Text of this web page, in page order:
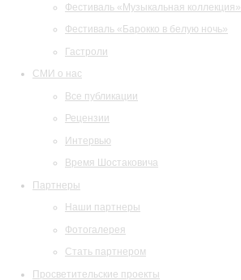
Фестиваль «Музыкальная коллекция»
Фестиваль «Барокко в белую ночь»
Гастроли
СМИ о нас
Все публикации
Рецензии
Интервью
Время Шостаковича
Партнеры
Наши партнеры
Фотогалерея
Стать партнером
Просветительские проекты